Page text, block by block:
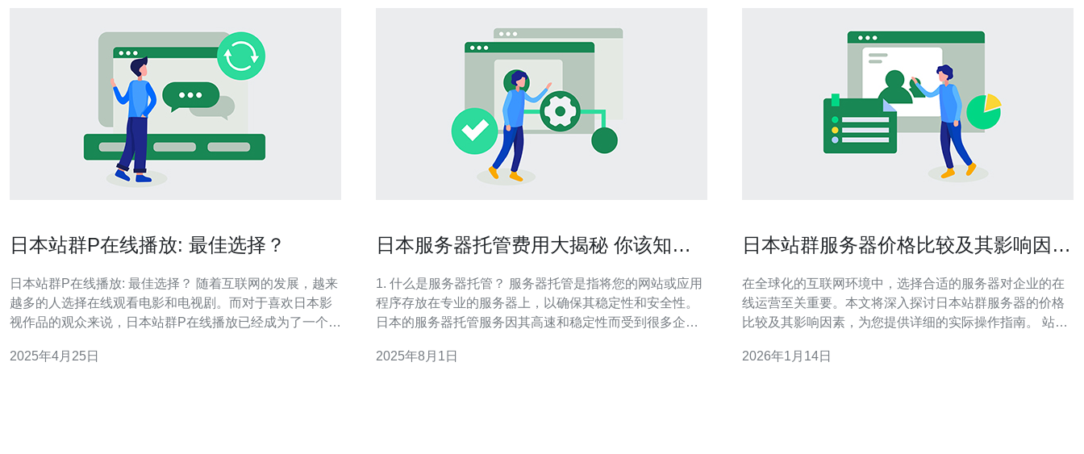
日本站群P在线播放: 最佳选择？
日本站群P在线播放: 最佳选择？ 随着互联网的发展，越来
越多的人选择在线观看电影和电视剧。而对于喜欢日本影
视作品的观众来说，日本站群P在线播放已经成为了一个备
众的最佳选择呢？接下来，我们将从以下几个方面进行探
2025年4月25日
日本服务器托管费用大揭秘 你该知道
1. 什么是服务器托管？ 服务器托管是指将您的网站或应用
程序存放在专业的服务器上，以确保其稳定性和安全性。
日本的服务器托管服务因其高速和稳定性而受到很多企业
2025年8月1日
日本站群服务器价格比较及其影响因素
在全球化的互联网环境中，选择合适的服务器对企业的在
线运营至关重要。本文将深入探讨日本站群服务器的价格
比较及其影响因素，为您提供详细的实际操作指南。 站群
优化和网络营销。日本因其先进的网络基础设施和良好的
2026年1月14日